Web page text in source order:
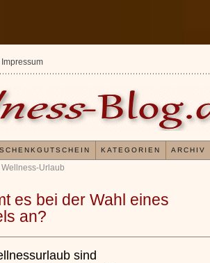
Wellness-Urlaub
es bei der Wahl eines
an?
sind
Impressum
KATEGORIEN ARCHIV